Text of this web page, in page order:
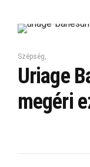
Szépség,
Uriage
megéri